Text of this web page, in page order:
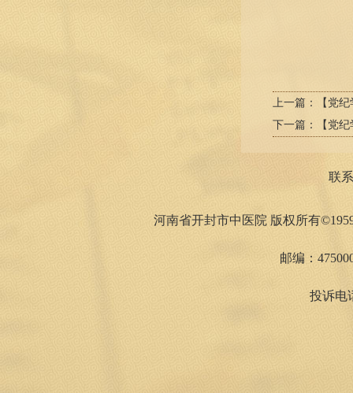
上一篇：
【党
下一篇：
【党
联
河南省开封市中医院 版权所有
邮编：
投诉电